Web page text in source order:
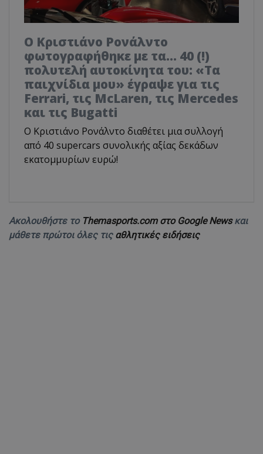
Ο Κριστιάνο Ρονάλντο
φωτογραφήθηκε με τα... 40 (!)
πολυτελή αυτοκίνητα του: «Τα
παιχνίδια μου» έγραψε για τις
Ferrari, τις McLaren, τις Mercedes
και τις Bugatti
Ο Κριστιάνο Ρονάλντο διαθέτει μια συλλογή
από 40 supercars συνολικής αξίας δεκάδων
εκατομμυρίων ευρώ!
Ακολουθήστε το Themasports.com στο Google Newsκαι
μάθετε πρώτοι όλες τις αθλητικές ειδήσεις